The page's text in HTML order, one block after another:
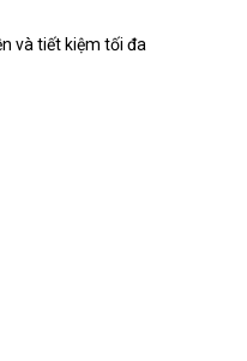
và tiết kiệm tối đa